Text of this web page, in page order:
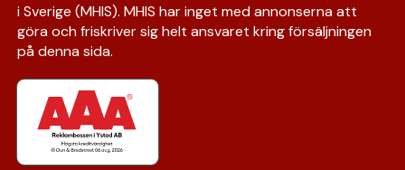
i Sverige (MHIS). MHIS har inget med annonserna att
göra och friskriver sig helt ansvaret kring försäljningen
på denna sida.